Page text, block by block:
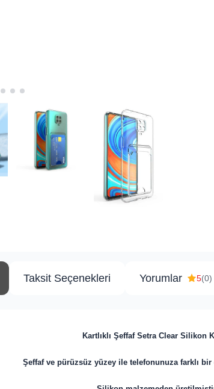
Taksit Seçenekleri Yorumlar 5(0)
Kartlıklı Şeffaf Setra Clear Silikon
Şeffaf ve pürüzsüz yüzey ile telefonunuza farklı bir